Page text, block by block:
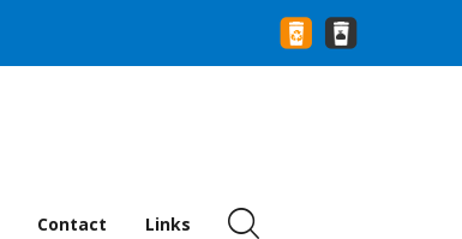
Contact Links